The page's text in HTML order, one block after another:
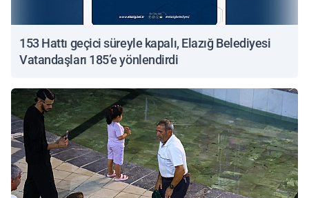
153 Hattı geçici süreyle kapalı, Elazığ Belediyesi
Vatandaşları 185’e yönlendirdi